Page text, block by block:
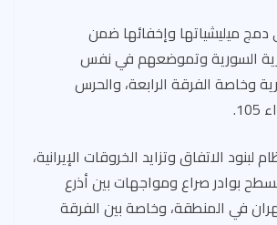
ميليشياتها وإخفائها ضمن
السورية وتموضعهم في نفس
وخاصة الفرقة الرابعة، والحرس
لبنود الاتفاق وتزايد الخروقات الإيرانية،
بوادر صراع ومواجهات بين أذرع
في المنطقة، وخاصة بين الفرقة